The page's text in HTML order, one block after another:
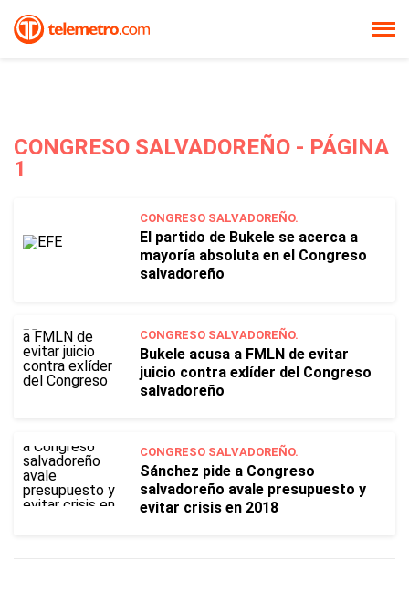
CONGRESO SALVADOREÑO - PÁGINA
1
CONGRESO SALVADOREÑO.
El partido de Bukele se acerca a
mayoría absoluta en el Congreso
salvadoreño
CONGRESO SALVADOREÑO.
Bukele acusa a FMLN de evitar
juicio contra exlíder del Congreso
salvadoreño
CONGRESO SALVADOREÑO.
Sánchez pide a Congreso
salvadoreño avale presupuesto y
evitar crisis en 2018